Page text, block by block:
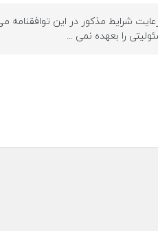
شرایط مذکور در این
را بعهده نمی ...